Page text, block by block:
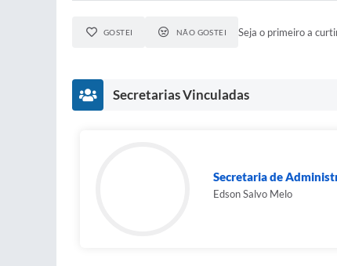
GOSTEI NÃO GOSTEI Seja o primeiro a
Secretarias Vinculadas
Secretaria de
Edson Salvo Melo